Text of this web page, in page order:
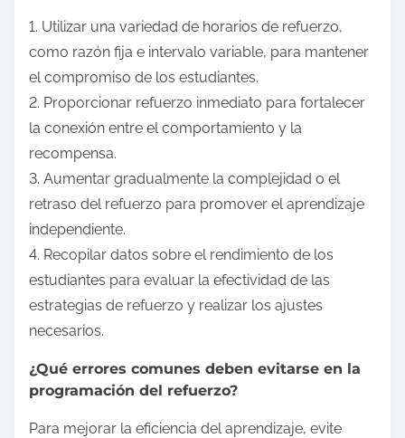
1. Utilizar una variedad de horarios de refuerzo,
como razón fija e intervalo variable, para mantener
el compromiso de los estudiantes.
2. Proporcionar refuerzo inmediato para fortalecer
la conexión entre el comportamiento y la
recompensa.
3. Aumentar gradualmente la complejidad o el
retraso del refuerzo para promover el aprendizaje
independiente.
4. Recopilar datos sobre el rendimiento de los
estudiantes para evaluar la efectividad de las
estrategias de refuerzo y realizar los ajustes
necesarios.
¿Qué errores comunes deben evitarse en la
programación del refuerzo?
Para mejorar la eficiencia del aprendizaje, evite